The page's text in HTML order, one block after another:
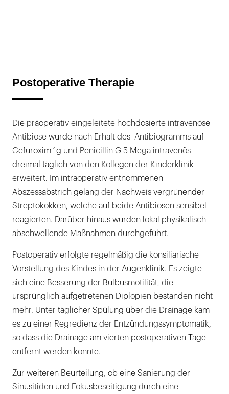
Postoperative Therapie
Die präoperativ eingeleitete hochdosierte intravenöse
Antibiose wurde nach Erhalt des Antibiogramms auf
Cefuroxim 1g und Penicillin G 5 Mega intravenös
dreimal täglich von den Kollegen der Kinderklinik
erweitert. Im intraoperativ entnommenen
Abszessabstrich gelang der Nachweis vergrünender
Streptokokken, welche auf beide Antibiosen sensibel
reagierten. Darüber hinaus wurden lokal physikalisch
abschwellende Maßnahmen durchgeführt.
Postoperativ erfolgte regelmäßig die konsiliarische
Vorstellung des Kindes in der Augenklinik. Es zeigte
sich eine Besserung der Bulbusmotilität, die
ursprünglich aufgetretenen Diplopien bestanden nicht
mehr. Unter täglicher Spülung über die Drainage kam
es zu einer Regredienz der Entzündungssymptomatik,
so dass die Drainage am vierten postoperativen Tage
entfernt werden konnte.
Zur weiteren Beurteilung, ob eine Sanierung der
Sinusitiden und Fokusbeseitigung durch eine